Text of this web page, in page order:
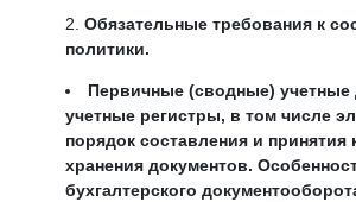
Обязательные требования к
политики.
Первичные (сводные) учетные
учетные регистры, в том числе
порядок составления и принятия
хранения документов.
бухгалтерского